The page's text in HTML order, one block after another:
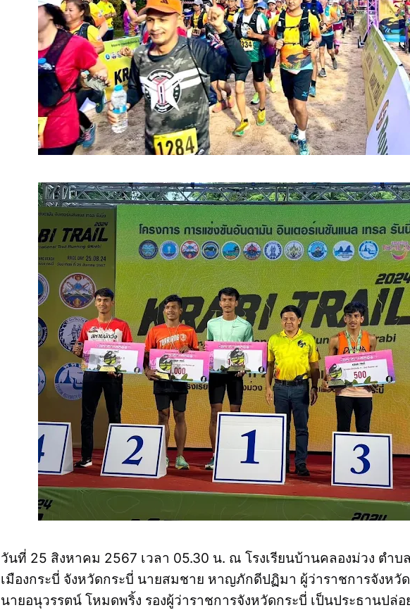
วันที่ 25 สิงหาคม 2567 เวลา 05.30 น. ณ โรงเรียนบ้านคลองม่วง ตำบ
เมืองกระบี่ จังหวัดกระบี่ นายสมชาย หาญภักดีปฏิมา ผู้ว่าราชการจังหวั
นายอนุวรรตน์ โหมดพริ้ง รองผู้ว่าราชการจังหวัดกระบี่ เป็นประธานปล่